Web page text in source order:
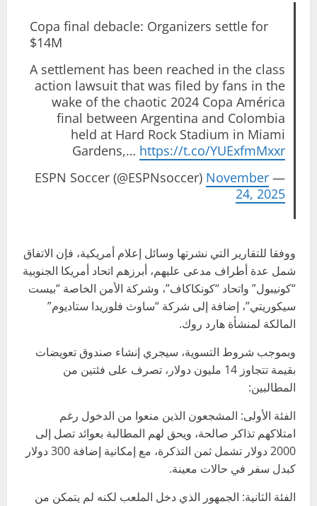
Copa final debacle: Organizers settle for
$14M
A settlement has been reached in the class
action lawsuit that was filed by fans in the
wake of the chaotic 2024 Copa América
final between Argentina and Colombia
held at Hard Rock Stadium in Miami
Gardens,… https://t.co/YUExfmMxxr
— ESPN Soccer (@ESPNsoccer)
November
24, 2025
ووفقا للتقارير التي نشرتها وسائل إعلام أمريكية، فإن الاتفاق
شمل عدة أطراف مدعى عليهم، أبرزهم اتحاد أمريكا الجنوبية
“كونيبول” واتحاد “كونكاكاف”، وشركة الأمن الخاصة “بيست
سيكوريتي”، إضافة إلى شركة “ساوث فلوريدا ستاديوم”
المالكة لمنشأة هارد روك.
وبموجب شروط التسوية، سيجري إنشاء صندوق تعويضات
بقيمة تتجاوز 14 مليون دولار، تصرف على فئتين من
المطالبين:
الفئة الأولى: المشجعون الذين منعوا من الدخول رغم
امتلاكهم تذاكر صالحة، ويحق لهم المطالبة بعوائد تصل إلى
2000 دولار تشمل ثمن التذكرة، مع إمكانية إضافة 300 دولار
كبدل سفر في حالات معينة.
الفئة الثانية: الجمهور الذي دخل الملعب لكنه لم يتمكن من